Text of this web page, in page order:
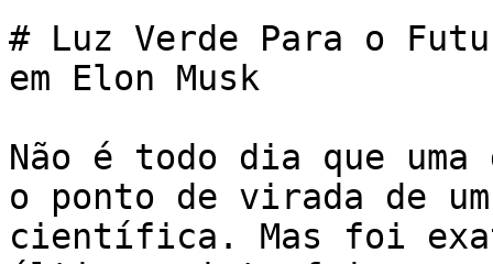
# Luz Verde Para o
em Elon Musk
Não é todo dia que
o ponto de virada de
científica. Mas foi